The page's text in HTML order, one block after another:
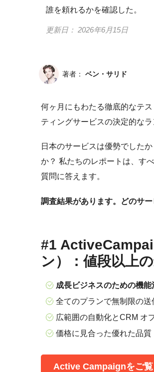
誰を頼れるかを確認した。
更新日： 2026年6月15日
著者： ベン・サリド
何ヶ月にもわたる徹底的なテ
ティングサービスの決定的な
日本のサービスは優勢でした
か？ 私たちのレポートは、す
質問に答えます。
調査結果があります。どのサ
#1
ン）：値段以上
成長ビジネスのための機能
全てのプランで無制限の送
広範囲の自動化とCRM オ
価格に見合った優れた品質
Active Campaignをご